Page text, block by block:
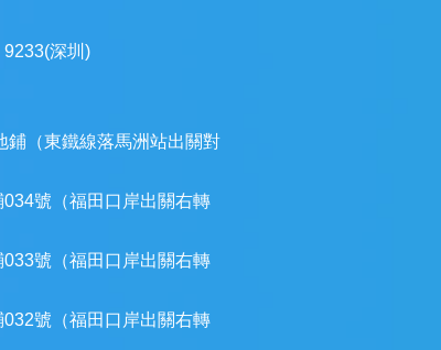
深圳)
鋪（東鐵線落馬洲站出關對
號（福田口岸出關右轉
號（福田口岸出關右轉
號（福田口岸出關右轉